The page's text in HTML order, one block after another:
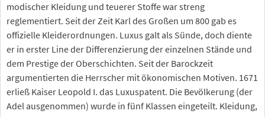
modischer Kleidung und teuerer Stoffe war streng
reglementiert. Seit der Zeit Karl des Großen um 800 gab es
offizielle Kleiderordnungen. Luxus galt als Sünde, doch diente
er in erster Line der Differenzierung der einzelnen Stände und
dem Prestige der Oberschichten. Seit der Barockzeit
argumentierten die Herrscher mit ökonomischen Motiven. 1671
erließ Kaiser Leopold I. das Luxuspatent. Die Bevölkerung (der
Adel ausgenommen) wurde in fünf Klassen eingeteilt. Kleidung,